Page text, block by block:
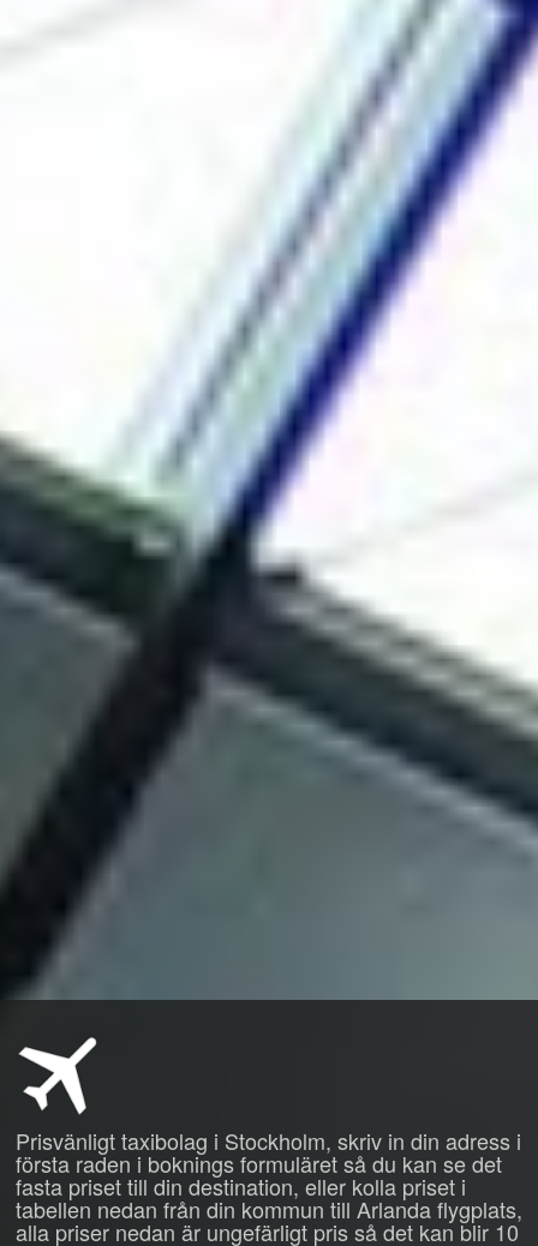
Prisvänligt taxibolag i Stockholm, skriv in din adress i
första raden i boknings formuläret så du kan se det
fasta priset till din destination, eller kolla priset i
tabellen nedan från din kommun till Arlanda flygplats,
alla priser nedan är ungefärligt pris så det kan blir 10